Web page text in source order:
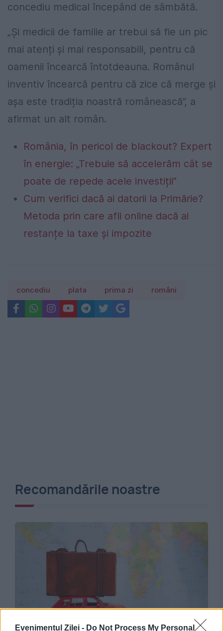
Evenimentul Zilei - Do Not Process My Personal
concediu medical începând de sâmbătă.
„Și medicii de familie ar trebui să fie un pic
mai atenți și mai responsabili, pentru că
oamenii încearcă întotdeauna. Românul
inventiv încearcă pentru că zice că merge și
așa este tradiția noastră românească”, a
afirmat un alt român.
România, în pericol de blackout? Expert
în energie: „Trebuie să accelerăm cât se
poate de repede acele investiții”
Cum verifici dacă ai datorii la Primărie?
Metoda prin care afli online dacă ai
restanțe la taxe și impozite
concediu plata prima zi români
Recomandările noastre